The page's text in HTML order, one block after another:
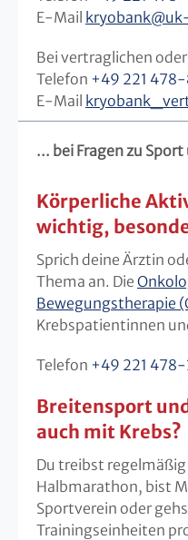
E-Mail
Bei vertraglichen
Telefon +49 221
E-Mail
... bei Fragen zu
Körperliche
wichtig,
Sprich deine Ärztin
Thema an. Die
Bewegungstherapie
Krebspatientinnen
Telefon +49 221
Breitensport
auch mit Krebs?
Du treibst
Halbmarathon, bist
Sportverein oder
Trainingseinheiten